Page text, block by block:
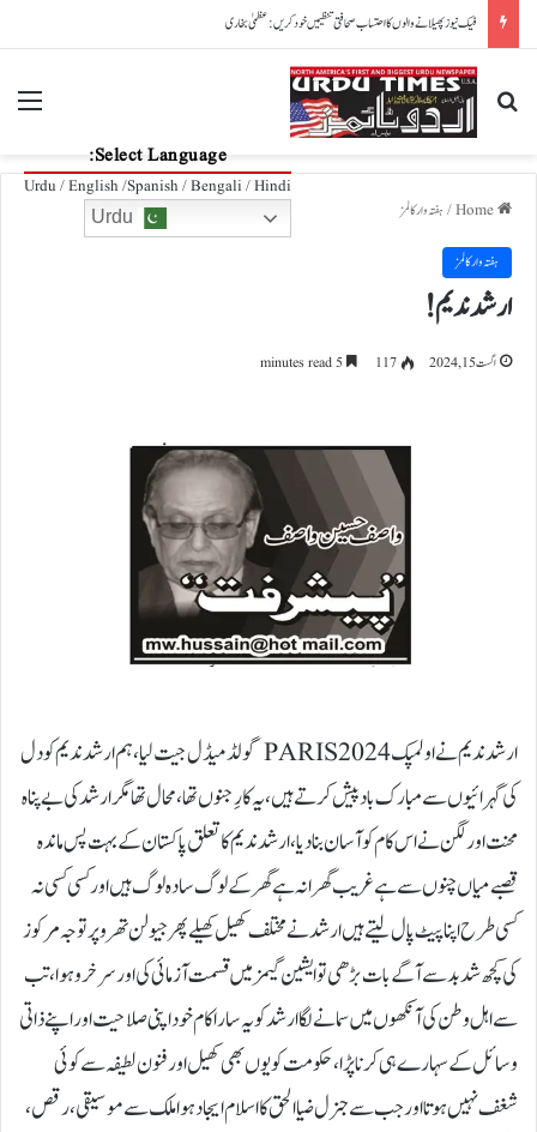
Select Language:
Urdu / English /Spanish / Bengali / Hindi
پاکستان، آذربائیجان تعلقات مزید مضبوط بنانے کے عزم کا اعادہ
Search for
/ ہفتہ وار کالمز
ہفتہ وار کالمز
ارشد ندیم!
اگست 15, 2024 117
ارشد ندیم نے اولمپک 2024 PARIS گولڈ میڈل جیت لیا، ہم ارشد ندیم کو دل
کی گہرائیوں سے مبارک باد پیش کرتے ہیں، یہ کارِ جنوں تھا، محال تھا مگر ارشد کی بے پناہ
محنت اور لگن نے اس کام کو آسان بنا دیا، ارشد ندیم کا تعلق پاکستان کے بہت پس ماندہ
قصبے میاں چنوں سے ہے غریب گھرانہ ہے گھر کے لوگ سادہ لوگ ہیں اور کسی کسی نہ
کسی طرح اپنا پیٹ پال لیتے ہیں ارشد نے مختلف کھیل کھیلے پھر جیولن تھرو پر توجہ مرکوز
کی کچھ شد بد سے آگے بات بڑھی تو ایشین گیمز میں قسمت آزمائی کی اور سرخرو ہوا، تب
سے اہل وطن کی آنکھوں میں سمانے لگا ارشد کو یہ سارا کام خود اپنی صلاحیت اور اپنے ذاتی
وسائل کے سہارے ہی کرنا پڑا، حکومت کو یوں بھی کھیل اور فنون لطیفہ سے کوئی
شغف نہیں ہوتا اور جب سے جنرل ضیا الحق کا اسلام ایجاد ہوا ملک سے موسیقی، رقص،